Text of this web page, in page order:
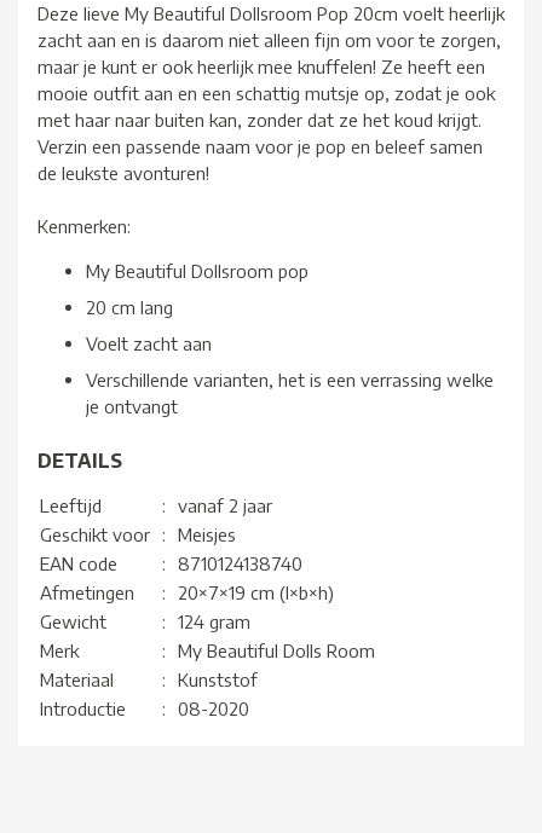
Deze lieve My Beautiful Dollsroom Pop 20cm voelt heerlijk
zacht aan en is daarom niet alleen fijn om voor te zorgen,
maar je kunt er ook heerlijk mee knuffelen! Ze heeft een
mooie outfit aan en een schattig mutsje op, zodat je ook
met haar naar buiten kan, zonder dat ze het koud krijgt.
Verzin een passende naam voor je pop en beleef samen
de leukste avonturen!
Kenmerken:
My Beautiful Dollsroom pop
20 cm lang
Voelt zacht aan
Verschillende varianten, het is een verrassing welke
je ontvangt
DETAILS
Leeftijd :
vanaf 2 jaar
Geschikt voor
:
Meisjes
EAN code
:
8710124138740
Afmetingen
:
20×7×19 cm (l×b×h)
Gewicht
:
124 gram
Merk
:
My Beautiful Dolls Room
Materiaal
:
Kunststof
Introductie
: 08-2020